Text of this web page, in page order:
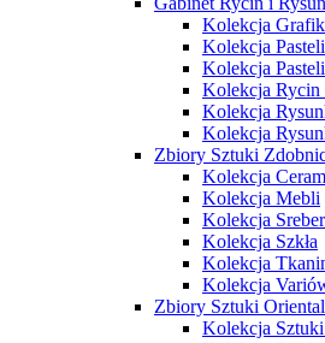
Kolekcja
Kolekcja
Kolekcja
Kolekcja Rycin
Kolekcja
Kolekcja
Zbiory Sztuki
Kolekcja
Kolekcja Mebli
Kolekcja
Kolekcja Szkła
Kolekcja
Kolekcja
Zbiory Sztuki
Kolekcja